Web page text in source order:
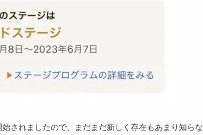
されましたので、まだまだ新しく存在もあまり知らな